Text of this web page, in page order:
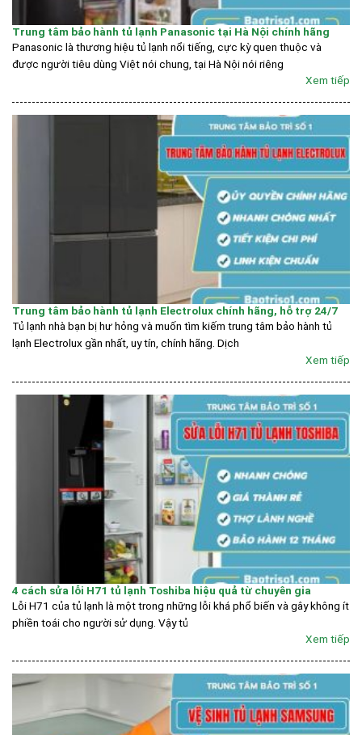
Trung tâm bảo hành tủ lạnh Panasonic tại Hà Nội chính hãng
Panasonic là thương hiệu tủ lạnh nổi tiếng, cực kỳ quen thuộc và
được người tiêu dùng Việt nói chung, tại Hà Nội nói riêng
Xem tiếp
Trung tâm bảo hành tủ lạnh Electrolux chính hãng, hỗ trợ 24/7
Tủ lạnh nhà bạn bị hư hỏng và muốn tìm kiếm trung tâm bảo hành tủ
lạnh Electrolux gần nhất, uy tín, chính hãng. Dịch
Xem tiếp
4 cách sửa lỗi H71 tủ lạnh Toshiba hiệu quả từ chuyên gia
Lỗi H71 của tủ lạnh là một trong những lỗi khá phổ biến và gây không ít
phiền toái cho người sử dụng. Vậy tủ
Xem tiếp